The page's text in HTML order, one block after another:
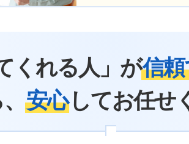
くれる人」が信
安心してお任せ